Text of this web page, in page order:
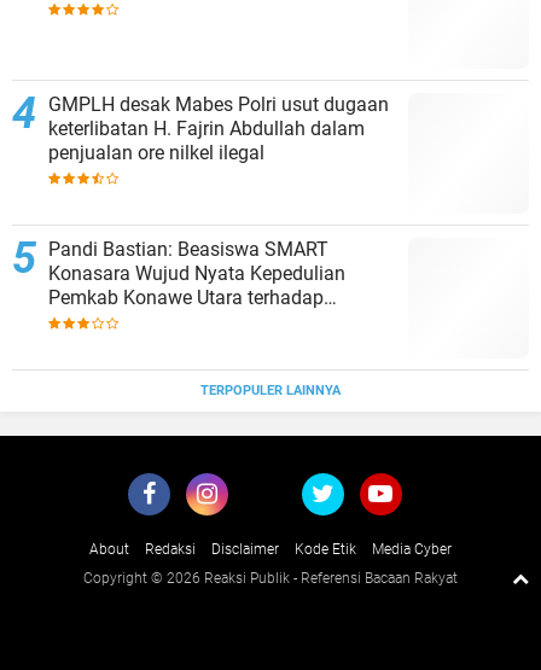
GMPLH desak Mabes Polri usut dugaan
keterlibatan H. Fajrin Abdullah dalam
penjualan ore nilkel ilegal
Pandi Bastian: Beasiswa SMART
Konasara Wujud Nyata Kepedulian
Pemkab Konawe Utara terhadap
Pendidikan
TERPOPULER LAINNYA
About Redaksi Disclaimer Kode Etik
Media Cyber
Copyright © 2026 Reaksi Publik - Referensi Bacaan Rakyat